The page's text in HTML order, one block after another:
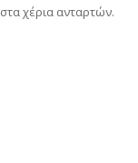
χέρια ανταρτών.